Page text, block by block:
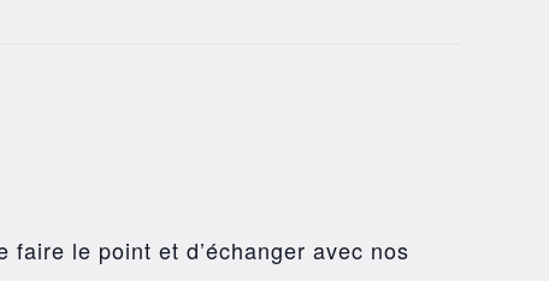
le point et d’échanger avec nos